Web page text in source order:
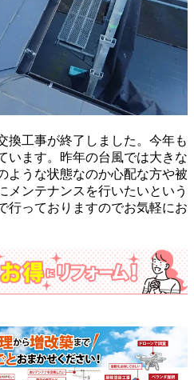
工事が終了しました。今年も
います。昨年の台風では大きな
ような状態なのか心配な方や被
メンテナンスを行いたいという
行っておりますのでお気軽にお